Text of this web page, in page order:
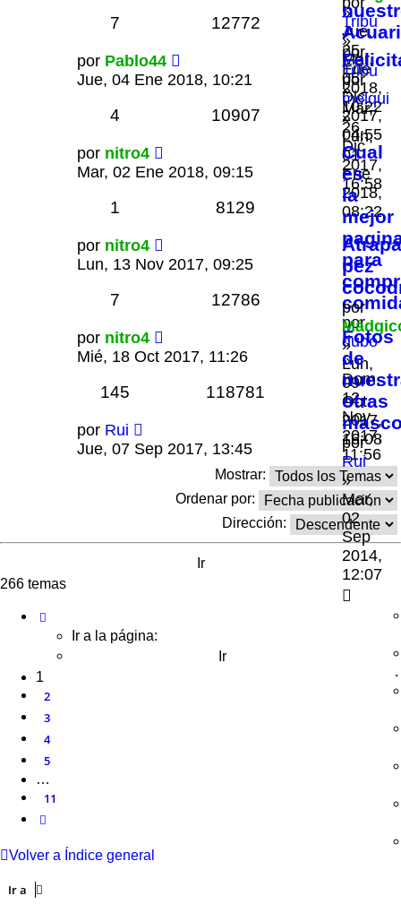
»
Jue,
25
Ene
2018,
10:22
Tribu
»
Mar,
05
Dic
2017,
04:55
por
Tribu
»
Mar,
26
Dic
2017,
16:58
7 12772
por Pablo44
Jue, 04 Ene 2018, 10:21
por
melqui
»
Lun,
01
Ene
2018,
08:22
4 10907
por nitro4
Mar, 02 Ene 2018, 09:15
Cual
es
la
mejor
para
por
dubo
»
Dom,
12
Nov
2017,
11:56
1 8129
por nitro4
Lun, 13 Nov 2017, 09:25
pez
por
»
Lun,
09
Oct
2017,
16:08
7 12786
por nitro4
Mié, 18 Oct 2017, 11:26
Fotos
de
otras
por
Rui
»
Mar,
02
Sep
2014,
12:07
145 118781
por Rui
Jue, 07 Sep 2017, 13:45
Mostrar:
Ordenar por:
Dirección:
266 temas
Ir a la página:
1
2
3
4
5
…
11
Volver a Índice general
Ir a